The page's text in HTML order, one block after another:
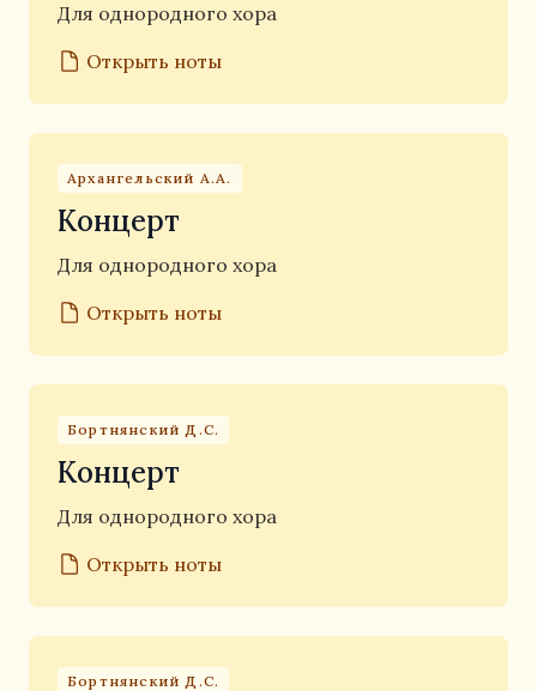
Для однородного хора
Открыть ноты
Архангельский А.А.
Концерт
Для однородного хора
Открыть ноты
Бортнянский Д.С.
Концерт
Для однородного хора
Открыть ноты
Бортнянский Д.С.